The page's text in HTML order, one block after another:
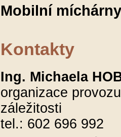
Mobilní míchárny
Kontakty
Ing. Michaela
organizace
záležitosti
tel.: 602 696 992